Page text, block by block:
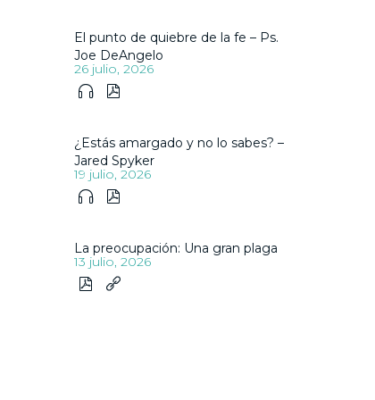
El punto de quiebre de la fe – Ps.
Joe DeAngelo
26 julio, 2026
 
¿Estás amargado y no lo sabes? –
Jared Spyker
19 julio, 2026
 
La preocupación: Una gran plaga
13 julio, 2026
 